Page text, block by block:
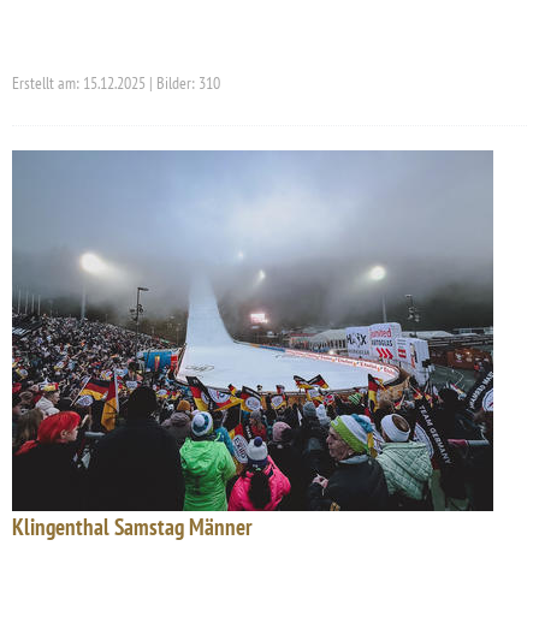
Erstellt am: 15.12.2025 | Bilder: 310
Klingenthal Samstag Männer